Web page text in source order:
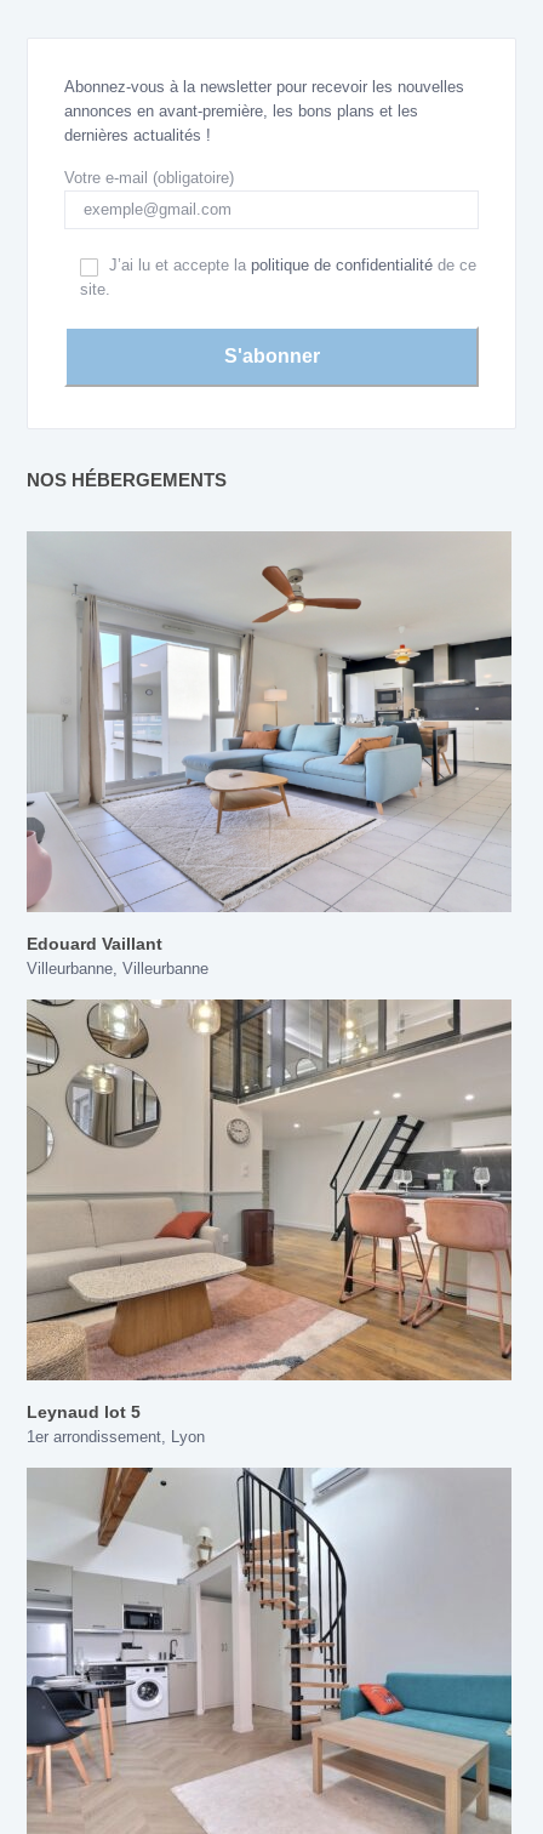
Abonnez-vous à la newsletter pour recevoir les nouvelles
annonces en avant-première, les bons plans et les
dernières actualités !
Votre e-mail (obligatoire)
J’ai lu et accepte la politique de confidentialité de ce
site.
NOS HÉBERGEMENTS
Edouard Vaillant
Villeurbanne, Villeurbanne
Leynaud lot 5
1er arrondissement, Lyon